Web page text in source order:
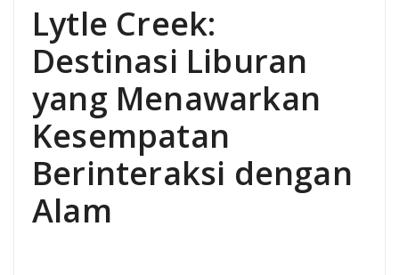
Lytle Creek:
Destinasi Liburan
yang Menawarkan
Kesempatan
Berinteraksi dengan
Alam